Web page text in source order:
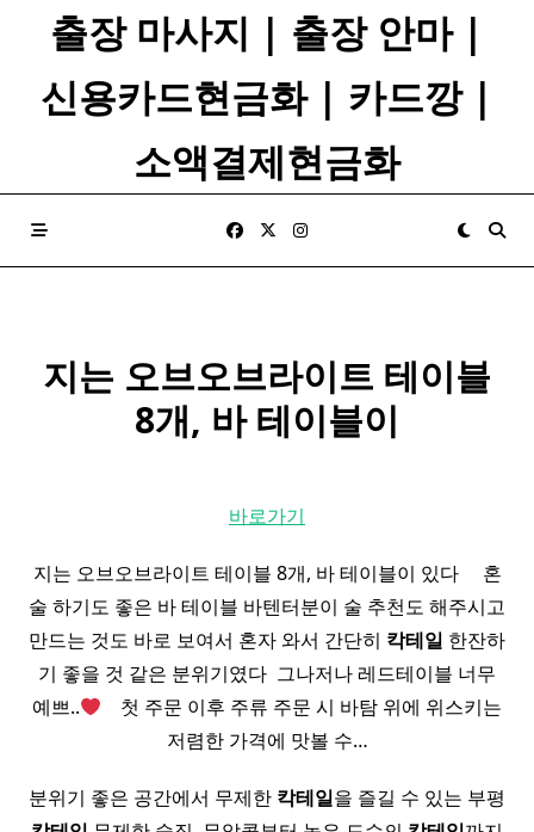
출장 마사지 | 출장 안마 |
신용카드현금화 | 카드깡 |
소액결제현금화
지는 오브오브라이트 테이블
8개, 바 테이블이
바로가기
지는 오브오브라이트 테이블 8개, 바 테이블이 있다 ​ ​ ​ ​ 혼
술 하기도 좋은 바 테이블 바텐터분이 술 추천도 해주시고
만드는 것도 바로 보여서 혼자 와서 간단히 칵테일 한잔하
기 좋을 것 같은 분위기였다 ​ 그나저나 레드테이블 너무
예쁘..
​ ​ ​ 첫 주문 이후 주류 주문 시 바탐 위에 위스키는
저렴한 가격에 맛볼 수…
분위기 좋은 공간에서 무제한 칵테일을 즐길 수 있는 부평